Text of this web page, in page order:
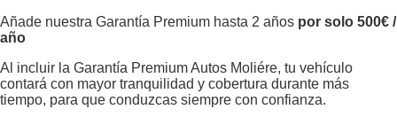
Añade nuestra Garantía Premium hasta 2 años por solo 500€ /
año
Al incluir la Garantía Premium Autos Moliére, tu vehículo
contará con mayor tranquilidad y cobertura durante más
tiempo, para que conduzcas siempre con confianza.